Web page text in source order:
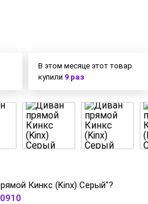
В этом месяце этот товар
купили 9 раз
Кинкс (Kinx) Серый"?